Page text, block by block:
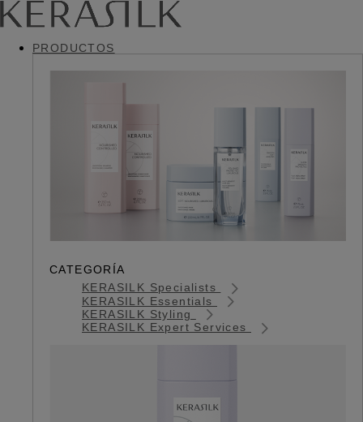
PRODUCTOS
CATEGORÍA
KERASILK Specialists
KERASILK Essentials
KERASILK Styling
KERASILK Expert Services